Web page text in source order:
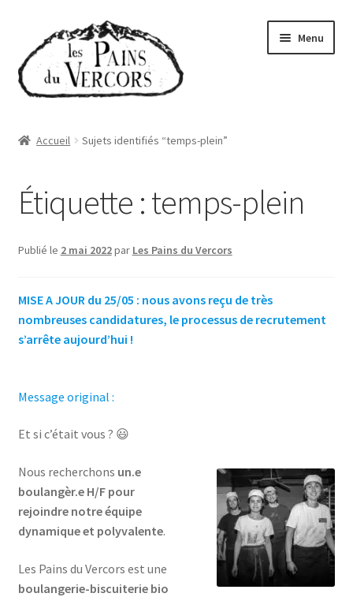
la
navigation
contenu
Menu
Abonnements
Qui sommes-nous
Actualités
Accueil Sujets identifiés “temps-plein”
Étiquette :temps-plein
Publié le 2 mai 2022par Les Pains du Vercors
MISE A JOUR du 25/05 : nous avons reçu de très
nombreuses candidatures, le processus de recrutement
s’arrête aujourd’hui !
Message original :
Et si c’était vous ? 😃
Nous recherchons un.e
boulangèr.e H/F pour
rejoindre notre équipe
dynamique et polyvalente.
Les Pains du Vercors est une
boulangerie-biscuiterie bio